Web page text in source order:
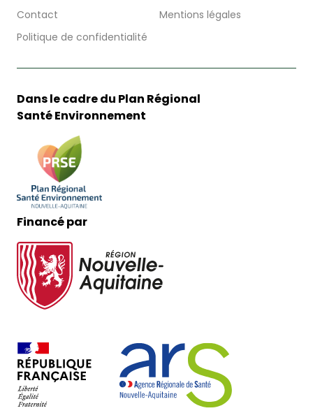
Contact
Mentions légales
Politique de confidentialité
Dans le cadre du Plan Régional
Santé Environnement
Financé par